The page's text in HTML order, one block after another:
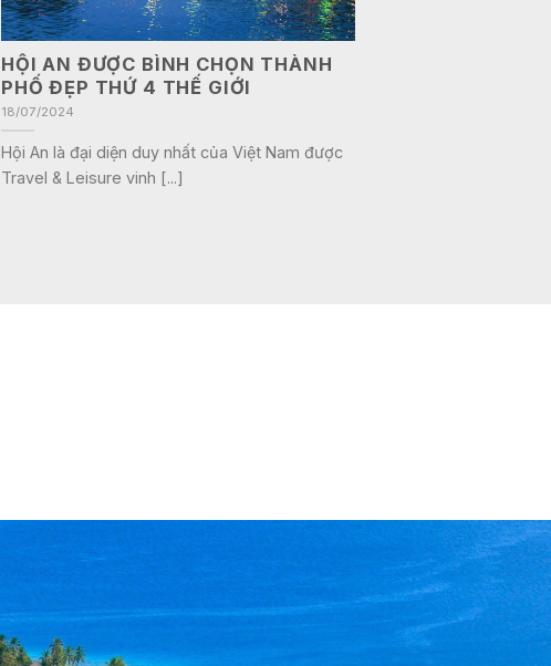
HỘI AN ĐƯỢC BÌNH CHỌN THÀNH
PHỐ ĐẸP THỨ 4 THẾ GIỚI
18/07/2024
Hội An là đại diện duy nhất của Việt Nam được
Travel & Leisure vinh [...]